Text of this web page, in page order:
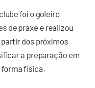
foi o goleiro
de praxe e realizou
dos próximos
a preparação em
forma física.